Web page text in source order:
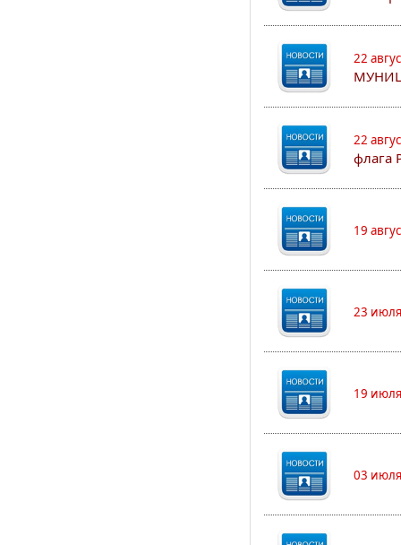
22
22
флага
19
23
19
03